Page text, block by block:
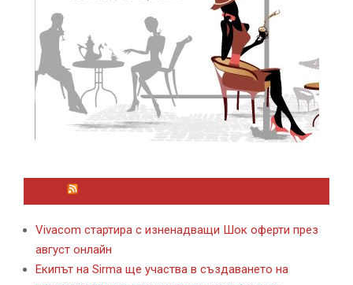
Vivacom стартира с изненадващи Шок оферти през
август онлайн
Екипът на Sirma ще участва в създаването на